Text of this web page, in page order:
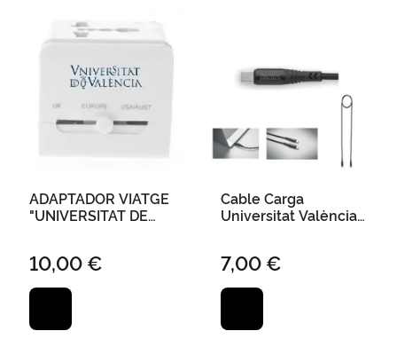
ADAPTADOR VIATGE
"UNIVERSITAT DE
10,00 €
Cable Carga
Universitat València
7,00 €